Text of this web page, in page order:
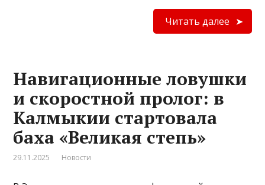
Читать далее
Навигационные ловушки
и скоростной пролог: в
Калмыкии стартовала
баха «Великая степь»
29.11.2025 Новости